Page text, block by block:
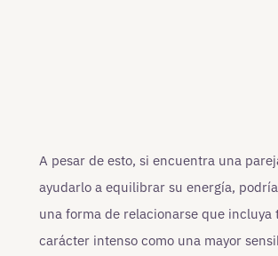
A pesar de esto, si encuentra una
ayudarlo a equilibrar su energía,
una forma de relacionarse que incluya
carácter intenso como una mayor